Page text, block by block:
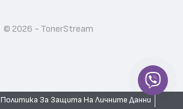
© 2026 - TonerStream
Политика За Защита На Личните Данни